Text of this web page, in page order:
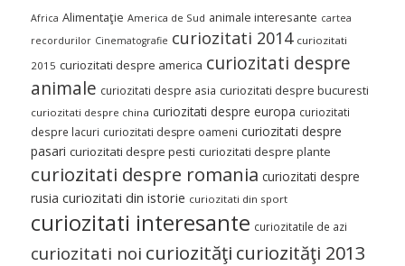
Africa Alimentaţie America de Sud animale interesante cartea
recordurilor Cinematografie curiozitati 2014 curiozitati
2015 curiozitati despre america curiozitati despre
animale curiozitati despre asia curiozitati despre bucuresti
curiozitati despre china curiozitati despre europa curiozitati
despre lacuri curiozitati despre oameni curiozitati despre
pasari curiozitati despre pesti curiozitati despre plante
curiozitati despre romania curiozitati despre
rusia curiozitati din istorie curiozitati din sport
curiozitati interesante curiozitatile de azi
curiozitati noi curiozităţi curiozităţi 2013